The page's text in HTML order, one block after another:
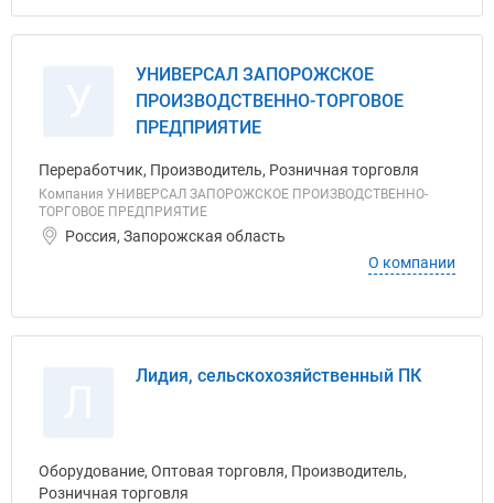
УНИВЕРСАЛ ЗАПОРОЖСКОЕ
ПРОИЗВОДСТВЕННО-ТОРГОВОЕ
ПРЕДПРИЯТИЕ
Переработчик, Производитель, Розничная торговля
Компания УНИВЕРСАЛ ЗАПОРОЖСКОЕ ПРОИЗВОДСТВЕННО-
ТОРГОВОЕ ПРЕДПРИЯТИЕ
Россия, Запорожская область
О компании
Лидия, сельскохозяйственный ПК
Оборудование, Оптовая торговля, Производитель,
Розничная торговля